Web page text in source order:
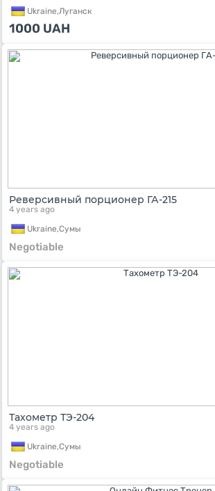
Ukraine,Луганск
1000 UAH
Реверсивный порционер ГА-215
4 years ago
Ukraine,Сумы
Negotiable
Тахометр ТЭ-204
4 years ago
Ukraine,Сумы
Negotiable